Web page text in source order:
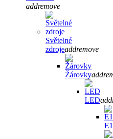
addremove
Světelné
zdrojeaddremove
Žárovkyadd
LEDadd